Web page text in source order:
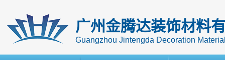
广州金腾达装饰材料
Guangzhou Jintengda Decoration